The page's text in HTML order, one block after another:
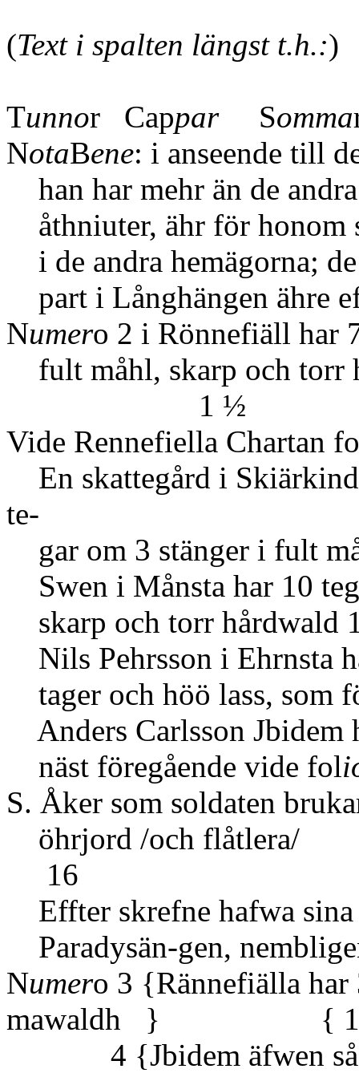
(Text i spalten längst t.h.:)
Tunnor CapparSomma
NotaBene: i anseende till
han har mehr än de andra
åthniuter, ähr för honom
i de andra hemägorna;
part i Långhängen ähre
Numero 2 i Rönnefiäll har
fult måhl,
1 ½
Vide Rennefiella Chartan
En skattegård i
te-
gar om 3 stänger i fult
Swen i Månsta har 10
skarp och torr hårdwald
Nils Pehrsson i Ehrnsta
tager och höö lass, som
Anders Carlsson Jbidem
näst föregående vide fol
S. Åker som soldaten
öhrjord /
16
Effter skrefne hafwa
Paradysän-gen,
Numero 3 {Rännefiälla
mawaldh } { 1
4 {Jbidem äfwen så }